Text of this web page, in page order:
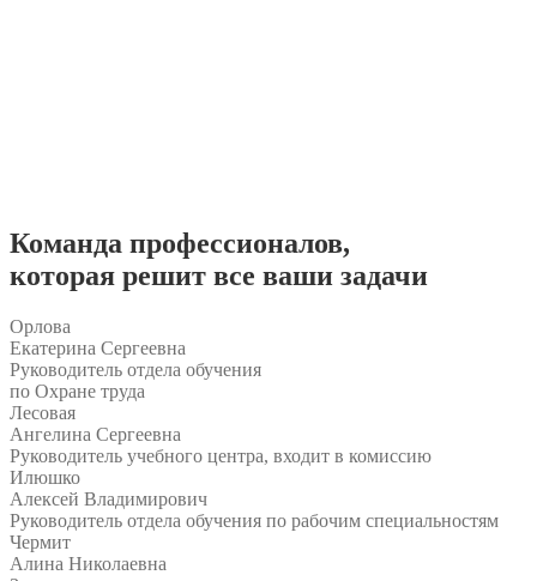
Команда профессионалов,
которая решит все ваши задачи
Орлова
Екатерина Сергеевна
Руководитель отдела обучения
по Охране труда
Лесовая
Ангелина Сергеевна
Руководитель учебного центра, входит в комиссию
Илюшко
Алексей Владимирович
Руководитель отдела обучения по рабочим специальностям
Чермит
Алина Николаевна